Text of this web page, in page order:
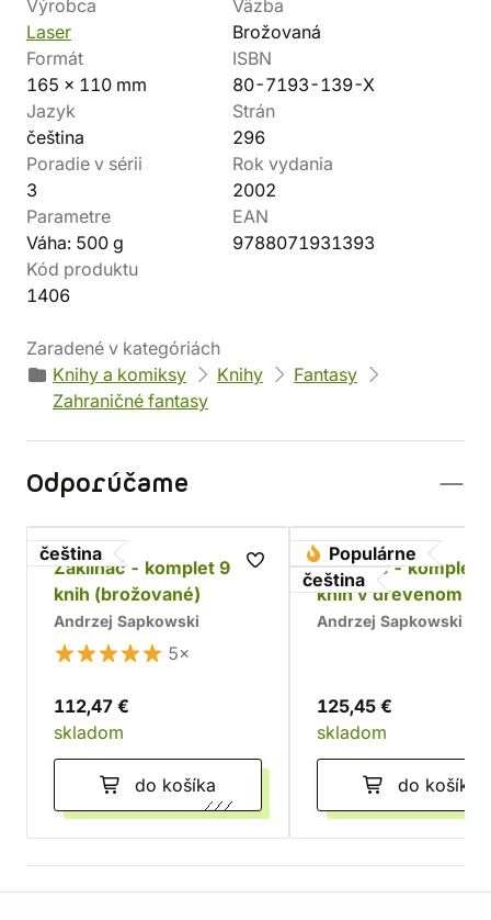
Výrobca
Laser
Väzba
Brožovaná
Formát
165 x 110 mm
ISBN
80-7193-139-X
Jazyk
čeština
Strán
296
Poradie v sérii
3
Rok vydania
2002
Parametre
Váha: 500 g
EAN
9788071931393
Kód produktu
1406
Zaradené v kategóriách
Knihy a komiksy
Knihy
Fantasy
Zahraničné fantasy
Odporúčame
čeština
Zaklínač - komplet 9
knih (brožované)
Andrzej Sapkowski
5×
112,47 €
skladom
do košíka
Populárne
čeština
Zaklínač - komplet
kníh v drevenom
Chrám
Andrzej Sapkowski
125,45 €
skladom
do košíka